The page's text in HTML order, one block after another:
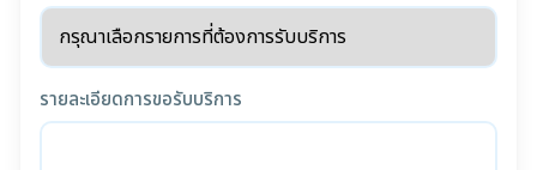
รายละเอียดการขอรับบริการ